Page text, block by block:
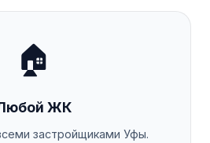
🏠
ЖК
застройщиками Уфы.